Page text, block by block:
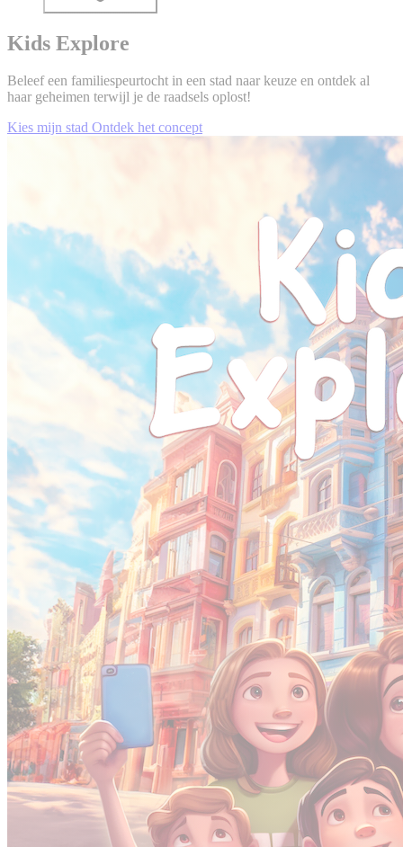
Kids Explore
Beleef een familiespeurtocht in een stad naar keuze en ontdek al
haar geheimen terwijl je de raadsels oplost!
Kies mijn stad Ontdek het concept